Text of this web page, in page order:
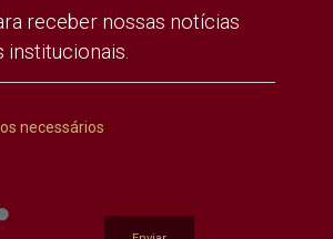
receber nossas notícias
institucionais.
necessários